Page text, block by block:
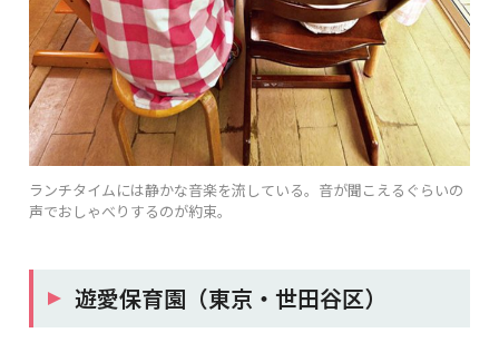
ランチタイムには静かな音楽を流している。音が聞こえるぐらいの
声でおしゃべりするのが約束。
遊愛保育園（東京・世田谷区）